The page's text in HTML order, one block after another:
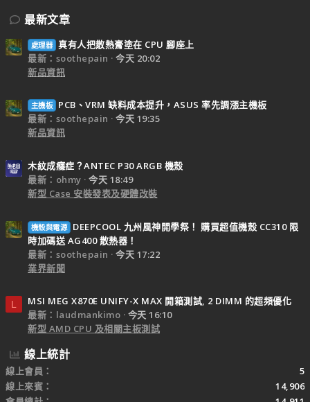
最新文章
處理器 真有人把散熱膏塗在 CPU 腳座上
最新：soothepain
今天 20:02
新品資訊
主機板
PCB、VRM 缺料成本提升，ASUS 率先調漲主機板
最新：soothepain
今天 19:35
新品資訊
木紋成癮症？ANTEC P30 ARGB 機殼
最新：ohmy
今天 18:49
新型 Case 安裝發表及硬體改裝
機殼與電源
DEEPCOOL 九州風神開學祭！ 購買超值機殼 CC310 限
時加碼送 AG400 散熱器！
最新：soothepain
今天 17:22
業界新聞
L
MSI MEG X870E UNIFY-X MAX 開箱測試, 2 DIMM 的超頻優化
最新：laudmankimo
今天 16:10
新型 AMD CPU 及相關主板測試
線上統計
線上會員
5
線上來賓
14,906